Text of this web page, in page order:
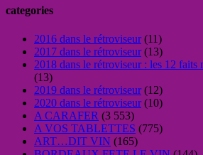
categories
2016 dans le rétroviseur(11)
2017 dans le rétroviseur(13)
2018 dans le rétroviseur : les 12 faits
(13)
2019 dans le rétroviseur(12)
2020 dans le rétroviseur(10)
A CARAFER (3 553)
A VOS TABLETTES (775)
ART…DIT VIN (165)